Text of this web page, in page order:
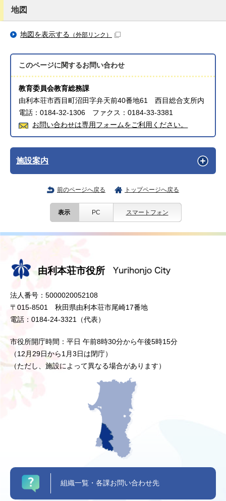
地図
地図を表示する （外部リンク）
このページに関するお問い合わせ
教育委員会教育総務課
由利本荘市西目町沼田字弁天前40番地61 西目総合支所内
電話：0184-32-1306 ファクス：0184-33-3381
お問い合わせは専用フォームをご利用ください。
施設案内
前のページへ戻る トップページへ戻る
表示 PC スマートフォン
由利本荘市役所
法人番号：5000020052108
〒015-8501 秋田県由利本荘市尾崎17番地
電話：0184-24-3321（代表）
市役所開庁時間：平日 午前8時30分から午後5時15分
（12月29日から1月3日は閉庁）
（ただし、施設によって異なる場合があります）
組織一覧・各課お問い合わせ先